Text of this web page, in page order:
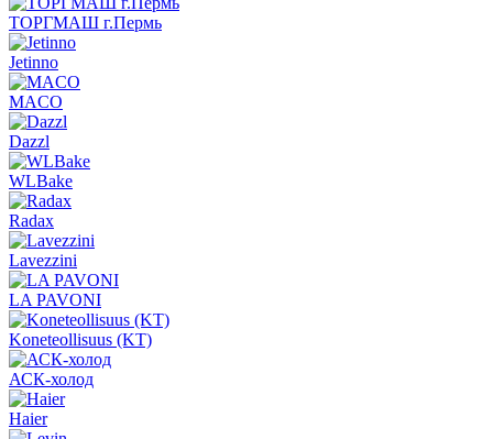
ТОРГМАШ г.Пермь
Jetinno
MACO
Dazzl
WLBake
Radax
Lavezzini
LA PAVONI
Koneteollisuus (KT)
АСК-холод
Haier